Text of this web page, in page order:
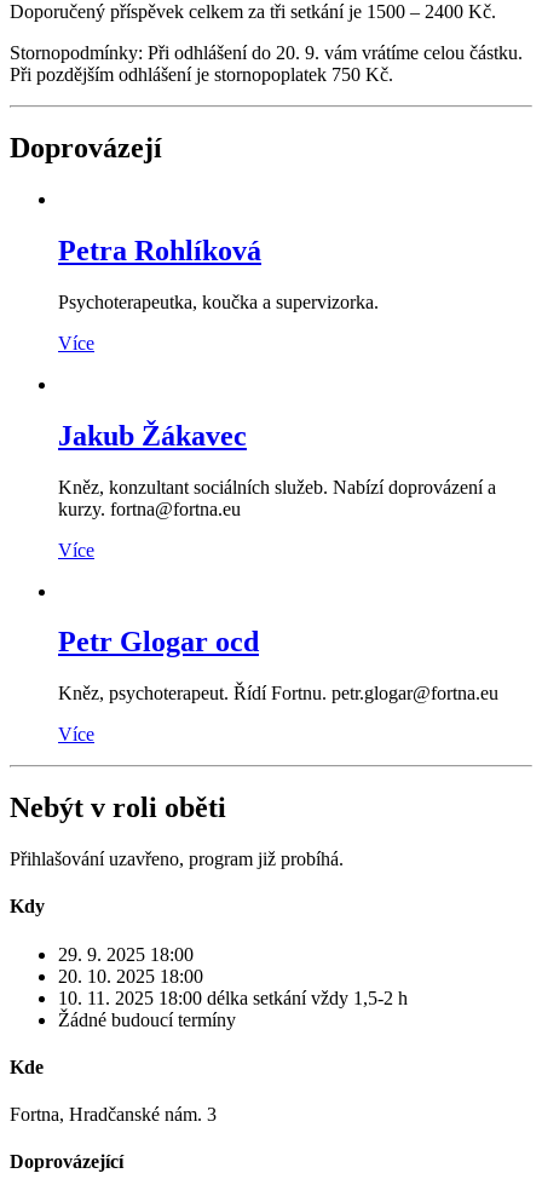
Doporučený příspěvek celkem za tři setkání je 1500 – 2400 Kč.
Stornopodmínky: Při odhlášení do 20. 9. vám vrátíme celou částku.
Při pozdějším odhlášení je stornopoplatek 750 Kč.
Doprovázejí
Petra Rohlíková
Psychoterapeutka, koučka a supervizorka.
Více
Jakub Žákavec
Kněz, konzultant sociálních služeb. Nabízí doprovázení a
kurzy. fortna@fortna.eu
Více
Petr Glogar ocd
Kněz, psychoterapeut. Řídí Fortnu. petr.glogar@fortna.eu
Více
Nebýt v roli oběti
Přihlašování uzavřeno, program již probíhá.
Kdy
29. 9. 2025 18:00
20. 10. 2025 18:00
10. 11. 2025 18:00 délka setkání vždy 1,5-2 h
Žádné budoucí termíny
Kde
Fortna, Hradčanské nám. 3
Doprovázející